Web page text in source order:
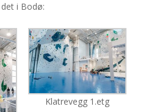
i Bodø:
Klatrevegg 1.etg